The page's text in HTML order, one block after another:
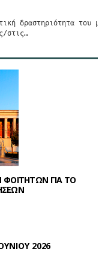
δραστηριότητα του
στις…
ΦΟΙΤΗΤΩΝ ΓΙΑ ΤΟ
2026